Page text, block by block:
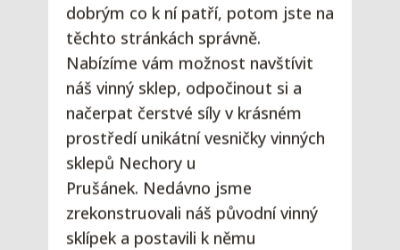
dobrým co k ní patří, potom jste na
těchto stránkách správně.
Nabízíme vám možnost navštívit
náš vinný sklep, odpočinout si a
načerpat čerstvé síly v krásném
prostředí unikátní vesničky vinných
sklepů Nechory u
Prušánek. Nedávno jsme
zrekonstruovali náš původní vinný
sklípek a postavili k němu